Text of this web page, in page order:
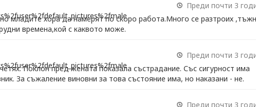
Преди почти 3
младите хора да намерят по скоро работа.Много се разтроих
времена,кой с каквото може.
Преди почти 3
Поклон пред жената показала състрадание. Със сигурност има
За съжаление виновни за това състояние има, но наказани - не.
Преди почти 3